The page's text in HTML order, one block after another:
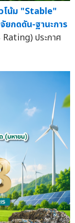
โน้ม "Stable"
ยกดดัน-ฐานะการ
ประกาศ